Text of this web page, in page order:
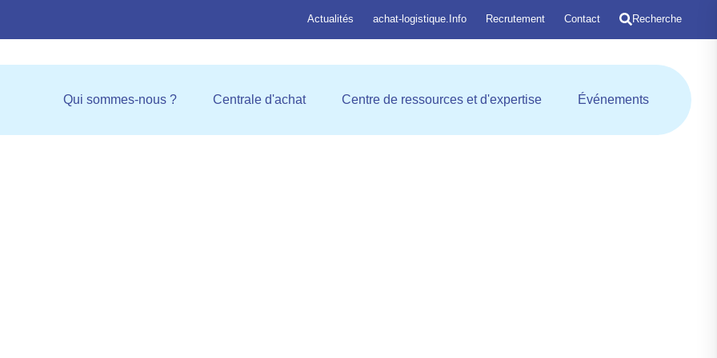
Actualités achat-logistique.Info Recrutement Contact Recherche
Qui sommes-nous ? Ouvrir Qui sommes-nous ?
Centrale d'achat Ouvrir Centrale d'achat
Centre de ressources et d'expertise Ouvrir Centre de ressources
Événements Ouvrir